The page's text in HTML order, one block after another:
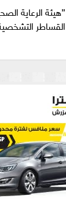
”هيئة الرعاية
القساطر التشخصية